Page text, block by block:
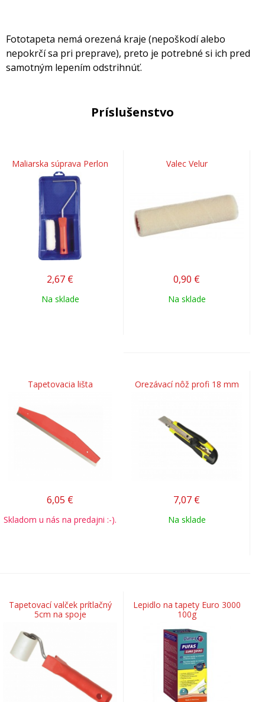
Fototapeta nemá orezená kraje (nepoškodí alebo
nepokrčí sa pri preprave), preto je potrebné si ich pred
samotným lepením odstrihnúť.
Príslušenstvo
Maliarska súprava Perlon
2,67 €
Na sklade
Valec Velur
0,90 €
Na sklade
Tapetovacia lišta
6,05 €
Skladom u nás na predajni :-).
Orezávací nôž profi 18 mm
7,07 €
Na sklade
Tapetovací valček prítlačný
5cm na spoje
Lepidlo na tapety Euro 3000
100g